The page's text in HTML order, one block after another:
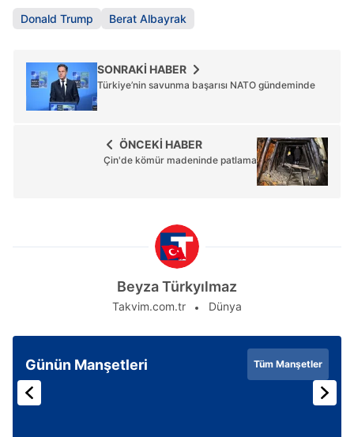
Donald Trump Berat Albayrak
SONRAKİ HABER
Türkiye’nin savunma başarısı NATO gündeminde
ÖNCEKİ HABER
Çin'de kömür madeninde patlama
Beyza Türkyılmaz
Takvim.com.tr Dünya
Günün Manşetleri Tüm Manşetler